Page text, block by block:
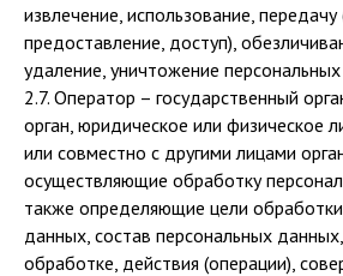
извлечение, использование,
предоставление, доступ),
удаление, уничтожение
2.7. Оператор – государственный
орган, юридическое или физическое
или совместно с другими лицами
осуществляющие обработку
также определяющие цели
данных, состав персональных
обработке, действия (операции),